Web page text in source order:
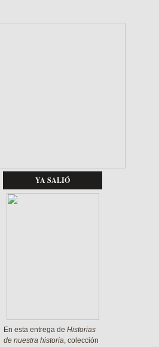
YA SALIÓ
En esta entrega de Historias
de nuestra historia, colección